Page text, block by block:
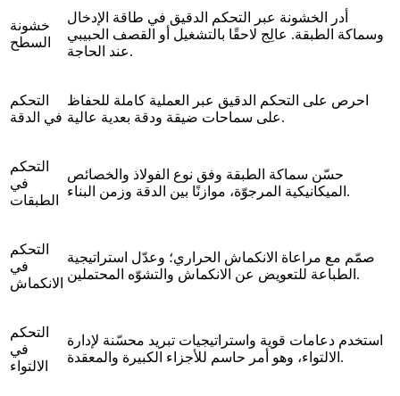
خشونة
السطح
أدر الخشونة عبر التحكم الدقيق في طاقة الإدخال
وسماكة الطبقة. عالِج لاحقًا بالتشغيل أو القصف الحبيبي
عند الحاجة.
التحكم
في الدقة
احرص على التحكم الدقيق عبر العملية كاملة للحفاظ
على سماحات ضيقة ودقة بعدية عالية.
التحكم
في
الطبقات
حسّن سماكة الطبقة وفق نوع الفولاذ والخصائص
الميكانيكية المرجوّة، موازنًا بين الدقة وزمن البناء.
التحكم
في
الانكماش
صمّم مع مراعاة الانكماش الحراري؛ وعدّل استراتيجية
الطباعة للتعويض عن الانكماش والتشوّه المحتملين.
التحكم
في
الالتواء
استخدم دعامات قوية واستراتيجيات تبريد محسّنة لإدارة
الالتواء، وهو أمر حاسم للأجزاء الكبيرة والمعقدة.